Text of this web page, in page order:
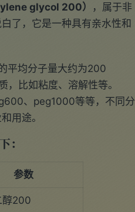
glycol 200）
，属于非
了，它是一种具有亲水性和
平均分子量大约为200
比如粘度、溶解性等。
、peg1000等等，不同分
用途。
：
参数
醇200